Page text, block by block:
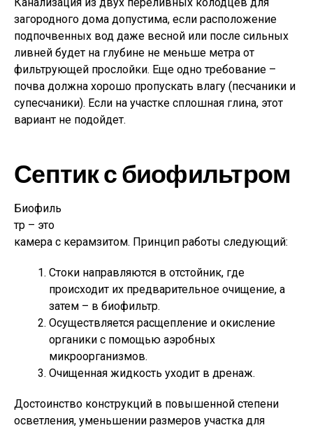
загородного дома допустима, если расположение
подпочвенных вод даже весной или после сильных
ливней будет на глубине не меньше метра от
фильтрующей прослойки. Еще одно требование –
почва должна хорошо пропускать влагу (песчаники и
супесчаники). Если на участке сплошная глина, этот
вариант не подойдет.
Септик с биофильтром
Биофиль
тр – это
камера с керамзитом. Принцип работы следующий:
Стоки направляются в отстойник, где
происходит их предварительное очищение, а
затем – в биофильтр.
Осуществляется расщепление и окисление
органики с помощью аэробных
микроорганизмов.
Очищенная жидкость уходит в дренаж.
Достоинство конструкций в повышенной степени
осветления, уменьшении размеров участка для